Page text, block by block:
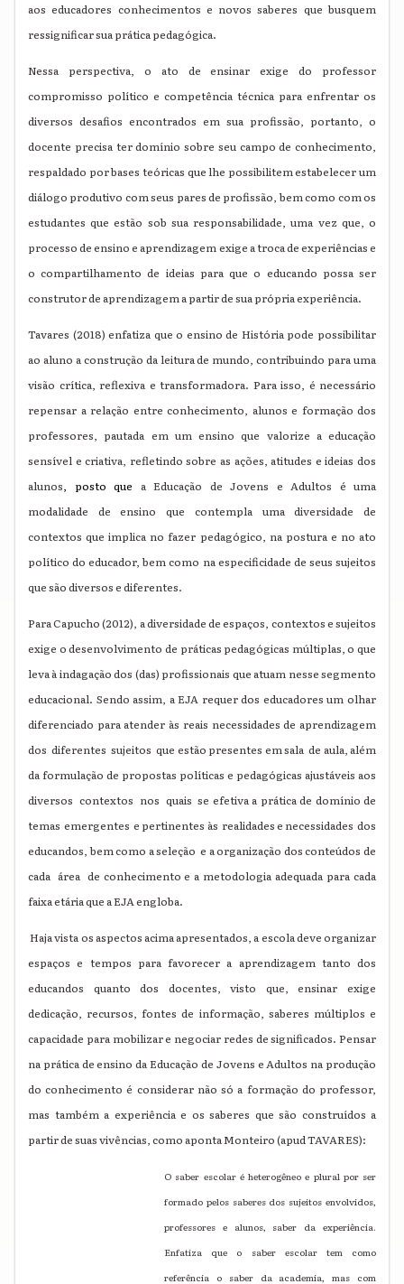
aos educadores conhecimentos e novos saberes que busquem
ressignificar sua prática pedagógica.
Nessa perspectiva, o ato de ensinar exige do professor
compromisso político e competência técnica para enfrentar os
diversos desafios encontrados em sua profissão, portanto, o
docente precisa ter domínio sobre seu campo de conhecimento,
respaldado por bases teóricas que lhe possibilitem estabelecer um
diálogo produtivo com seus pares de profissão, bem como com os
estudantes que estão sob sua responsabilidade, uma vez que, o
processo de ensino e aprendizagem exige a troca de experiências e
o compartilhamento de ideias para que o educando possa ser
construtor de aprendizagem a partir de sua própria experiência.
Tavares (2018) enfatiza que o ensino de História pode possibilitar
ao aluno a construção da leitura de mundo, contribuindo para uma
visão crítica, reflexiva e transformadora. Para isso, é necessário
repensar a relação entre conhecimento, alunos e formação dos
professores, pautada em um ensino que valorize a educação
sensível e criativa, refletindo sobre as ações, atitudes e ideias dos
alunos, posto que a Educação de Jovens e Adultos é uma
modalidade de ensino que contempla uma diversidade de
contextos que implica no fazer pedagógico, na postura e no ato
político do educador, bem como na especificidade de seus sujeitos
que são diversos e diferentes.
Para Capucho (2012), a diversidade de espaços, contextos e sujeitos
exige o desenvolvimento de práticas pedagógicas múltiplas, o que
leva à indagação dos (das) profissionais que atuam nesse segmento
educacional. Sendo assim, a EJA requer dos educadores um olhar
diferenciado para atender às reais necessidades de aprendizagem
dos diferentes sujeitos que estão presentes em sala de aula, além
da formulação de propostas políticas e pedagógicas ajustáveis aos
diversos contextos nos quais se efetiva a prática de domínio de
temas emergentes e pertinentes às realidades e necessidades dos
educandos, bem como a seleção e a organização dos conteúdos de
cada área de conhecimento e a metodologia adequada para cada
faixa etária que a EJA engloba.
Haja vista os aspectos acima apresentados, a escola deve organizar
espaços e tempos para favorecer a aprendizagem tanto dos
educandos quanto dos docentes, visto que, ensinar exige
dedicação, recursos, fontes de informação, saberes múltiplos e
capacidade para mobilizar e negociar redes de significados. Pensar
na prática de ensino da Educação de Jovens e Adultos na produção
do conhecimento é considerar não só a formação do professor,
mas também a experiência e os saberes que são construídos a
partir de suas vivências, como aponta Monteiro (apudTAVARES):
O saber escolar é heterogêneo e plural por ser
formado pelos saberes dos sujeitos envolvidos,
professores e alunos, saber da experiência.
Enfatiza que o saber escolar tem como
referência o saber da academia, mas com